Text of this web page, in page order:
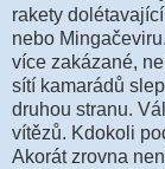
rakety
nebo
více zakázané,
sítí kamarádů
druhou stranu.
vítězů. Kdokoli
Akorát zrovna